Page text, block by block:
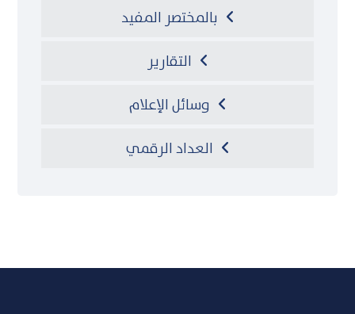
بالمختصر المفيد
التقارير
وسائل الإعلام
العداد الرقمي